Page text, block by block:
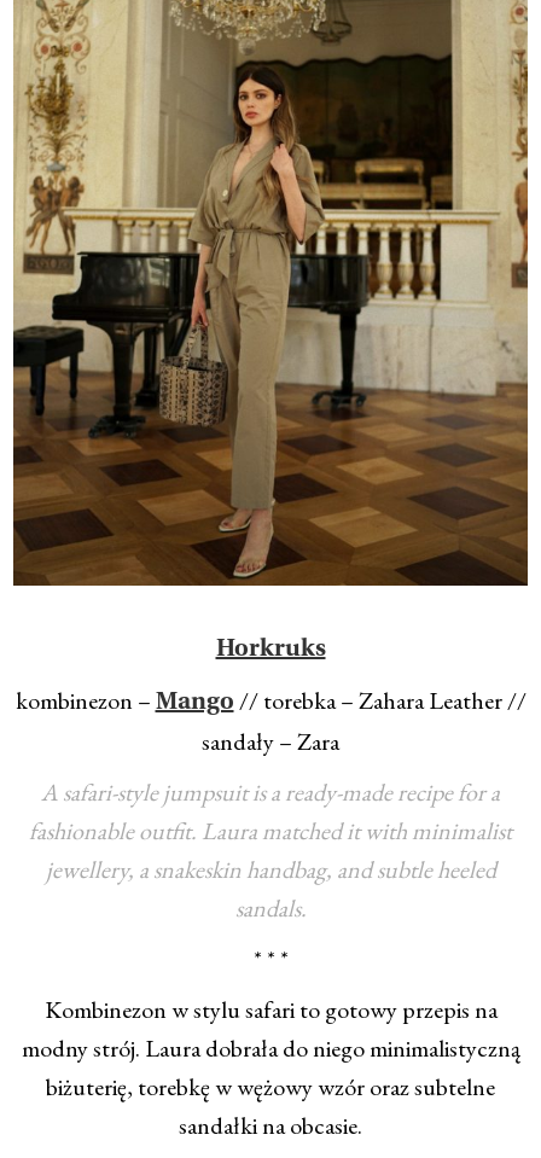
Horkruks
kombinezon – Mango // torebka – Zahara Leather //
sandały – Zara
A safari-style jumpsuit is a ready-made recipe for a
fashionable outfit. Laura matched it with minimalist
jewellery, a snakeskin handbag, and subtle heeled
sandals.
* * *
Kombinezon w stylu safari to gotowy przepis na
modny strój. Laura dobrała do niego minimalistyczną
biżuterię, torebkę w wężowy wzór oraz subtelne
sandałki na obcasie.